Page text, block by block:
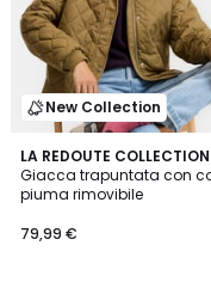
New Collection
LA REDOUTE
Giacca trapuntata con
piuma rimovibile
79,99 €